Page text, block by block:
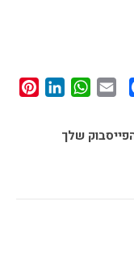
Facebook
Email
שלך